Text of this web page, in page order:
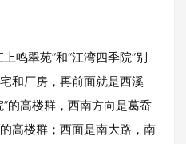
翠苑”和“江湾四季院”别
和厂房，再前面就是西溪
的高楼群，西南方向是葛岙
高楼群；西面是南大路，南